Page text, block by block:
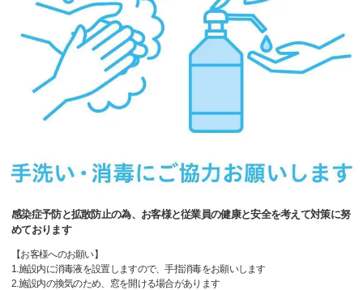
感染症予防と拡散防止の為、お客様と従業員の健康と安全を考えて対策に努
めております
【お客様へのお願い】
1.施設内に消毒液を設置しますので、手指消毒をお願いします
2.施設内の換気のため、窓を開ける場合があります